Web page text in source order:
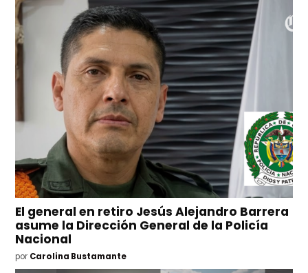
El general en retiro Jesús Alejandro Barrera
asume la Dirección General de la Policía
Nacional
por Carolina Bustamante